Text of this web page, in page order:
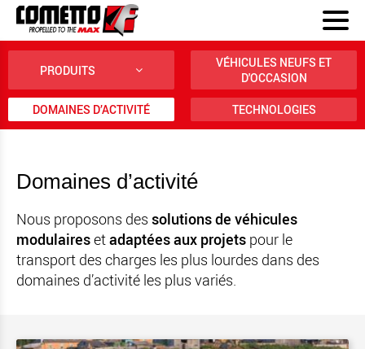
PRODUITS
VÉHICULES NEUFS ET
D'OCCASION
DOMAINES D’ACTIVITÉ TECHNOLOGIES
Domaines d’activité
Nous proposons des solutions de véhicules
modulairesetadaptées aux projets pour le
transport des charges les plus lourdes dans des
domaines d’activité les plus variés.